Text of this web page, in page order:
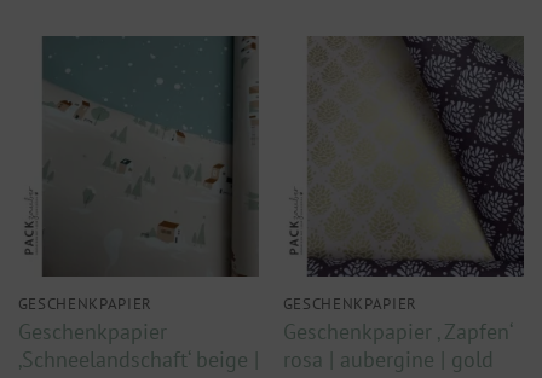
GESCHENKPAPIER
Geschenkpapier
‚Schneelandschaft‘ beige |
GESCHENKPAPIER
Geschenkpapier ‚ Zapfen‘
rosa | aubergine | gold